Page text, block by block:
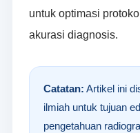
untuk optimasi
akurasi diagnosis.
Catatan: Artikel ini
ilmiah untuk tujuan
pengetahuan